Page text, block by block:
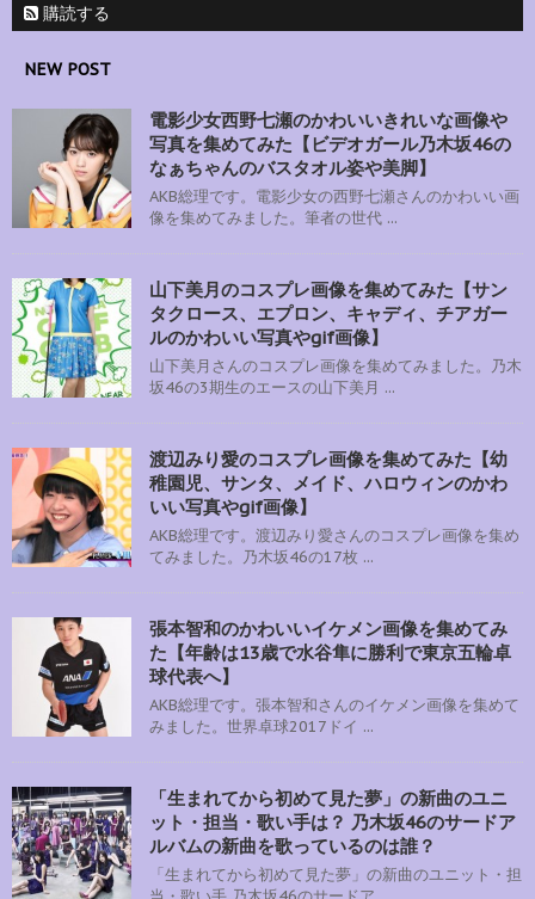
購読する
NEW POST
電影少女西野七瀬のかわいいきれいな画像や
写真を集めてみた【ビデオガール乃木坂46の
なぁちゃんのバスタオル姿や美脚】
AKB総理です。電影少女の西野七瀬さんのかわいい画
像を集めてみました。筆者の世代 ...
山下美月のコスプレ画像を集めてみた【サン
タクロース、エプロン、キャディ、チアガー
ルのかわいい写真やgif画像】
山下美月さんのコスプレ画像を集めてみました。乃木
坂46の3期生のエースの山下美月 ...
渡辺みり愛のコスプレ画像を集めてみた【幼
稚園児、サンタ、メイド、ハロウィンのかわ
いい写真やgif画像】
AKB総理です。渡辺みり愛さんのコスプレ画像を集め
てみました。乃木坂46の17枚 ...
張本智和のかわいいイケメン画像を集めてみ
た【年齢は13歳で水谷隼に勝利で東京五輪卓
球代表へ】
AKB総理です。張本智和さんのイケメン画像を集めて
みました。世界卓球2017ドイ ...
「生まれてから初めて見た夢」の新曲のユニ
ット・担当・歌い手は？ 乃木坂46のサードア
ルバムの新曲を歌っているのは誰？
「生まれてから初めて見た夢」の新曲のユニット・担